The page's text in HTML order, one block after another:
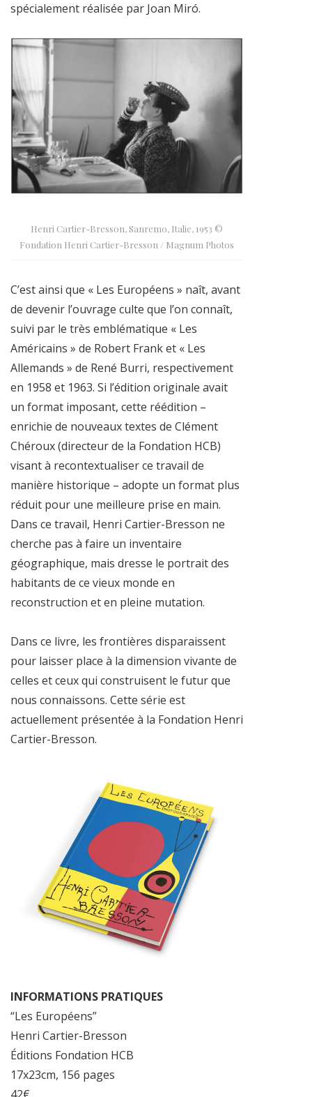
spécialement réalisée par Joan Miró.
Henri Cartier-Bresson, Sanremo, Italie, 1953 ©
Fondation Henri Cartier-Bresson / Magnum Photos
C’est ainsi que « Les Européens » naît, avant
de devenir l’ouvrage culte que l’on connaît,
suivi par le très emblématique « Les
Américains » de Robert Frank et « Les
Allemands » de René Burri, respectivement
en 1958 et 1963. Si l’édition originale avait
un format imposant, cette réédition –
enrichie de nouveaux textes de Clément
Chéroux (directeur de la Fondation HCB)
visant à recontextualiser ce travail de
manière historique – adopte un format plus
réduit pour une meilleure prise en main.
Dans ce travail, Henri Cartier-Bresson ne
cherche pas à faire un inventaire
géographique, mais dresse le portrait des
habitants de ce vieux monde en
reconstruction et en pleine mutation.
Dans ce livre, les frontières disparaissent
pour laisser place à la dimension vivante de
celles et ceux qui construisent le futur que
nous connaissons. Cette série est
actuellement présentée à la Fondation Henri
Cartier-Bresson.
INFORMATIONS PRATIQUES
“Les Européens”
Henri Cartier-Bresson
Éditions Fondation HCB
17x23cm, 156 pages